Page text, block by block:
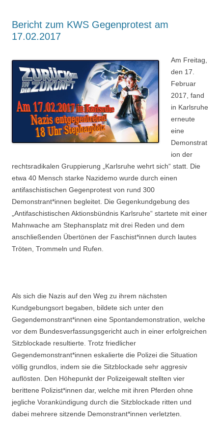
Bericht zum KWS Gegenprotest am
17.02.2017
Am Freitag,
den 17.
Februar
2017, fand
in Karlsruhe
erneute
eine
Demonstrat
ion der
rechtsradikalen Gruppierung „Karlsruhe wehrt sich“ statt. Die
etwa 40 Mensch starke Nazidemo wurde durch einen
antifaschistischen Gegenprotest von rund 300
Demonstrant*innen begleitet. Die Gegenkundgebung des
„Antifaschistischen Aktionsbündnis Karlsruhe“ startete mit einer
Mahnwache am Stephansplatz mit drei Reden und dem
anschließenden Übertönen der Faschist*innen durch lautes
Tröten, Trommeln und Rufen.
Als sich die Nazis auf den Weg zu ihrem nächsten
Kundgebungsort begaben, bildete sich unter den
Gegendemonstrant*innen eine Spontandemonstration, welche
vor dem Bundesverfassungsgericht auch in einer erfolgreichen
Sitzblockade resultierte. Trotz friedlicher
Gegendemonstrant*innen eskalierte die Polizei die Situation
völlig grundlos, indem sie die Sitzblockade sehr aggresiv
auflösten. Den Höhepunkt der Polizeigewalt stellten vier
berittene Polizist*innen dar, welche mit ihren Pferden ohne
jegliche Vorankündigung durch die Sitzblockade ritten und
dabei mehrere sitzende Demonstrant*innen verletzten.